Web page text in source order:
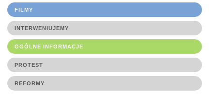
FILMY
INTERWENIUJEMY
OGÓLNE INFORMACJE
PROTEST
REFORMY